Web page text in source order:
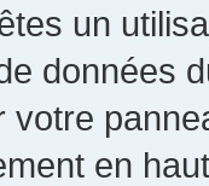
un
données
votre
en